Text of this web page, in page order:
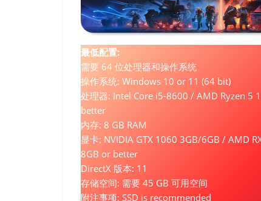
最低配置:
需要 64 位处理器和操作系统
操作系统: Windows 10 or 11 (64 bit)
处理器: Intel Core i5-8600 / AMD Ryzen 5
better
内存: 8 GB RAM
显卡: NVIDIA GTX 1060 3GB/6GB / AMD
8GB or better
DirectX 版本: 11
存储空间: 需要 45 GB 可用空间
附注事项: SSD is recommended